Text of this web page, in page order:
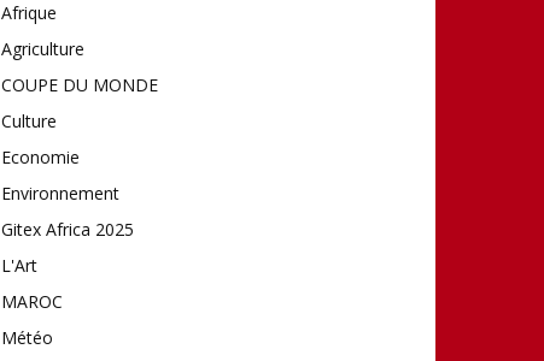
Afrique
Agriculture
COUPE DU MONDE
Culture
Economie
Environnement
Gitex Africa 2025
L'Art
MAROC
Météo